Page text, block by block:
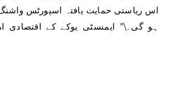
اس ریاستی حمایت یافتہ اسپورٹس
ہو گی۔\” ایمنسٹی یوکے کے اقتصادی